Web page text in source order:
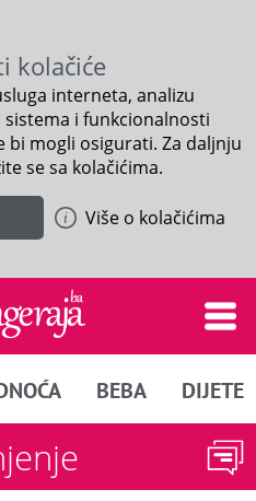
kolačiće
interneta, analizu
i funkcionalnosti
bi mogli osigurati. Za daljnju
se sa kolačićima.
Više o kolačićima
BEBA DIJETE